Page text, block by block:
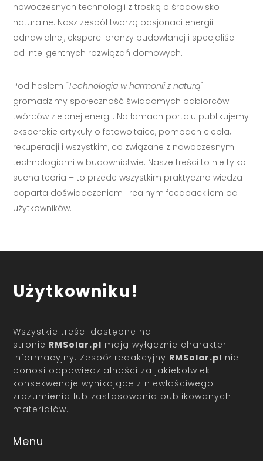
nowoczesnych technologii z troską o środowisko
naturalne. Nasz zespół tworzą pasjonaci energii
odnawialnej, eksperci branży budowlanej i specjaliści
od inteligentnych rozwiązań domowych.
Pod hasłem "Technologia w harmonii z naturą"
gromadzimy społeczność świadomych odbiorców i
twórców zielonej energii. Na łamach portalu publikujemy
eksperckie artykuły o fotowoltaice, pompach ciepła,
rekuperacji i wszystkim, co związane z nowoczesnymi
technologiami w budownictwie. Nasze treści to nie tylko
sucha teoria – to przede wszystkim praktyczna wiedza
poparta doświadczeniem i realnym feedback'iem od
użytkowników.
Użytkowniku!
Wszystkie treści dostępne na
stronie RMSolar.pl mają wyłącznie charakter
informacyjny. Zespół redakcyjny RMSolar.pl nie
ponosi odpowiedzialności za jakiekolwiek
konsekwencje wynikające z niewłaściwego
zrozumienia lub zastosowania publikowanych
materiałów.
Menu